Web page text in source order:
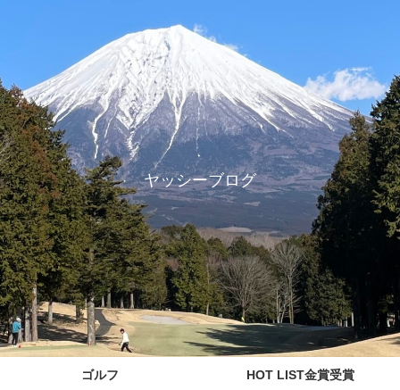
ヤッシーブログ
ゴルフ HOT LIST金賞受賞